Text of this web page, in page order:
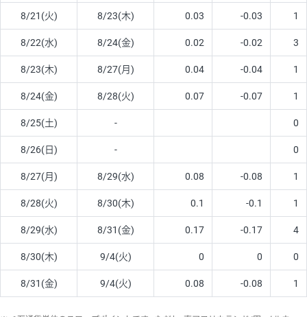
8/21(火) 8/23(木) 0.03 -0.03 1
8/22(水) 8/24(金) 0.02 -0.02 3
8/23(木) 8/27(月) 0.04 -0.04 1
8/24(金) 8/28(火) 0.07 -0.07 1
8/25(土) - 0
8/26(日) - 0
8/27(月) 8/29(水) 0.08 -0.08 1
8/28(火) 8/30(木) 0.1 -0.1 1
8/29(水) 8/31(金) 0.17 -0.17 4
8/30(木) 9/4(火) 0 0 0
8/31(金) 9/4(火) 0.08 -0.08 1